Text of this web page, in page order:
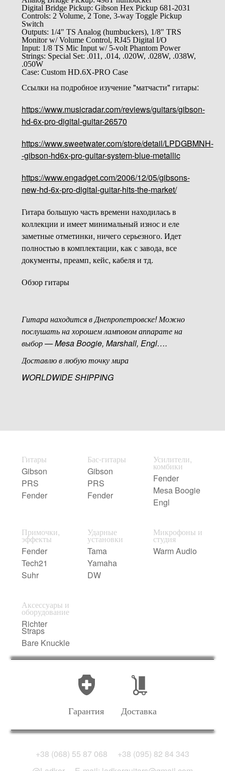
Digital Bridge Pickup: Gibson Hex Pickup 681-2031
Controls: 2 Volume, 2 Tone, 3-way Toggle Pickup
Switch
Outputs: 1/4" TS Analog (humbuckers), 1/8" TRS
Monitor w/ Volume Control, RJ45 Digital I/O
Input: 1/8 TS Mic Input w/ 5-volt Phantom Power
Strings: Special Set: .011, .014, .020W, .028W, .038W,
.050W
Case: Custom HD.6X-PRO Case
Ссылки на подробное изучение "матчасти" гитары:
https://www.musicradar.com/reviews/guitars/gibson-
hd-6x-pro-digital-guitar-26570
https://www.sweetwater.com/store/detail/LPDGBMNH-
-gibson-hd6x-pro-guitar-system-blue-metallic
https://www.engadget.com/2006/12/05/gibsons-
new-hd-6x-pro-digital-guitar-hits-the-market/
Гитара большую часть времени находилась в
коллекции и имеет минимальный износ и еле
заметные отметинки, ничего серьезного. Идет
полностью в комплектации, как с завода, все
документы, преамп, кейс, кабеля и тд.
Обзор гитары
Гитара находится в Днепропетровске! Можно
послушать на хорошем ламповом аппарате на
выбор — Mesa Boogie, Marshall, Engl….
Доставлю в любую точку мира
WORLDWIDE SHIPPING
Гитары
Gibson
PRS
Fender
Бас-гитары
Gibson
PRS
Fender
Усилители,
комбики
Fender
Mesa Boogie
Engl
Примочки,
эффекты
Fender
Tech21
Suhr
Ударные
установки
Tama
Yamaha
DW
Микрофоны и
студия
Warm Audio
Аксессуары и
оборудование
Richter
Straps
Bare Knuckle
Гарантия Доставка
+38 (068) 55 87 068
+38 (095) 82 84 343